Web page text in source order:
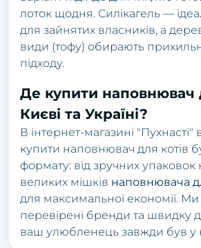
лоток щодня. Силікагель —
для зайнятих власників, а
види (тофу) обирають
підходу.
Де купити наповнювач
Києві та Україні?
В інтернет-магазині
купити наповнювач для котів
формату: від зручних упаковок
великих мішків наповнювача
для максимальної економії.
перевірені бренди та швидку
ваш улюбленець завжди був у